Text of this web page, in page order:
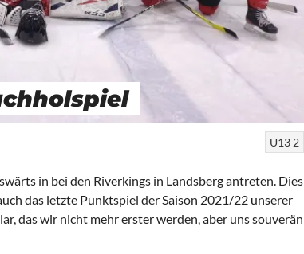
U13 2
in bei den Riverkings in Landsberg antreten. Dies
das letzte Punktspiel der Saison 2021/22 unserer
das wir nicht mehr erster werden, aber uns souverän